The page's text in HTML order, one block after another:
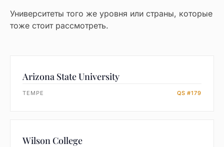
Университеты того же уровня или страны, которые
тоже стоит рассмотреть.
Arizona State University
TEMPE QS #179
Wilson College